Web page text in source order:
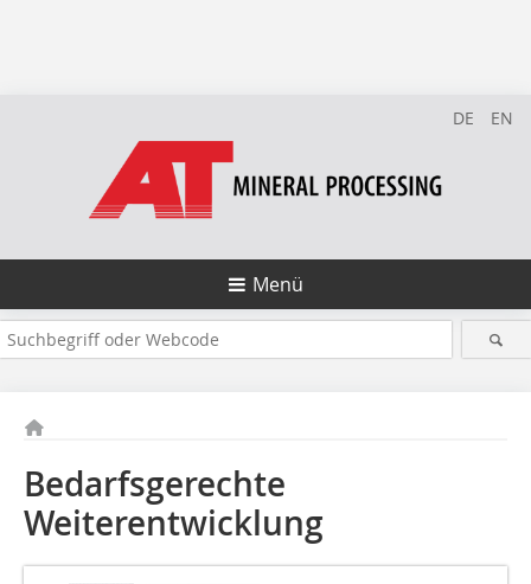
DE EN
Menü
Bedarfsgerechte
Weiterentwicklung